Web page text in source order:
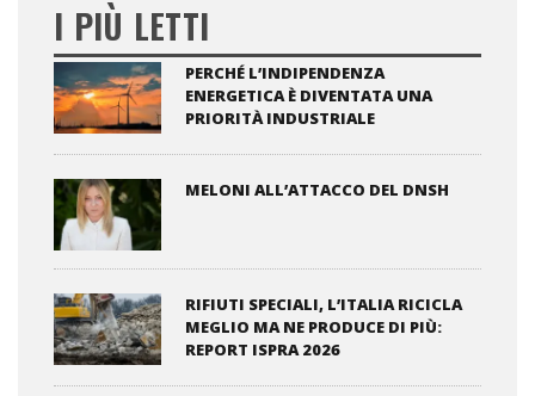
I PIÙ LETTI
PERCHÉ L’INDIPENDENZA
ENERGETICA È DIVENTATA UNA
PRIORITÀ INDUSTRIALE
MELONI ALL’ATTACCO DEL DNSH
RIFIUTI SPECIALI, L’ITALIA RICICLA
MEGLIO MA NE PRODUCE DI PIÙ:
REPORT ISPRA 2026